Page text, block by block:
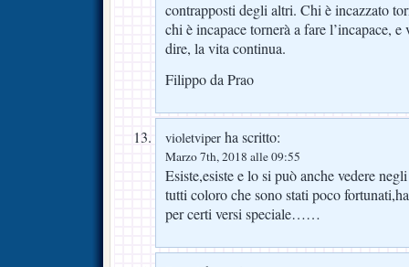
contrapposti degli altri. Chi è incazzato
chi è incapace tornerà a fare l’incapace,
dire, la vita continua.
Filippo da Prao
violetviper ha scritto:
Marzo 7th, 2018 alle 09:55
Esiste,esiste e lo si può anche vedere
tutti coloro che sono stati poco
per certi versi speciale……